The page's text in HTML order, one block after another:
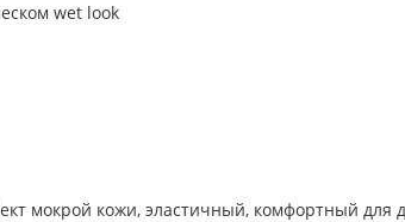
wet look
мокрой кожи, эластичный, комфортный для